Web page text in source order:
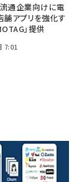
通企業向けに電
舗アプリを強化す
」提供
7:01